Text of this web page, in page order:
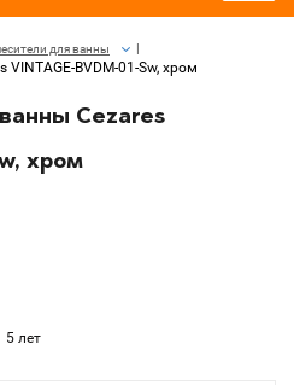
для ванны
BVDM-01-Sw, хром
Cezares
хром
5 лет